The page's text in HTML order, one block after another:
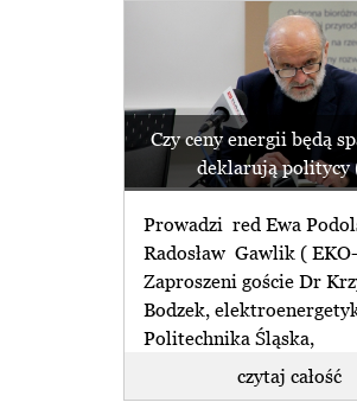
Czy ceny energii będą
deklarują politycy
Prowadzi red Ewa
Radosław Gawlik (
Zaproszeni goście Dr
Bodzek,
Politechnika Śląska,
Konwersatorium
Energetyka założone
czytaj całość